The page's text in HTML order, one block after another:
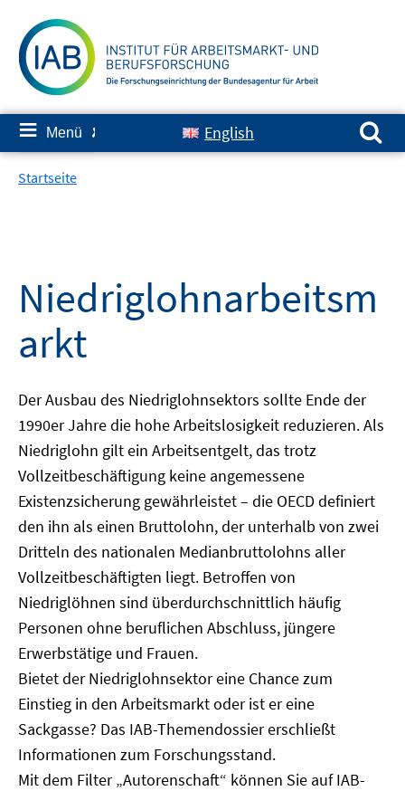
zum
Inhalt
≡ Menü ✘ English
Suchen nach:
Startseite
Niedriglohnarbeitsm
arkt
Der Ausbau des Niedriglohnsektors sollte Ende der
1990er Jahre die hohe Arbeitslosigkeit reduzieren. Als
Niedriglohn gilt ein Arbeitsentgelt, das trotz
Vollzeitbeschäftigung keine angemessene
Existenzsicherung gewährleistet – die OECD definiert
den ihn als einen Bruttolohn, der unterhalb von zwei
Dritteln des nationalen Medianbruttolohns aller
Vollzeitbeschäftigten liegt. Betroffen von
Niedriglöhnen sind überdurchschnittlich häufig
Personen ohne beruflichen Abschluss, jüngere
Erwerbstätige und Frauen.
Bietet der Niedriglohnsektor eine Chance zum
Einstieg in den Arbeitsmarkt oder ist er eine
Sackgasse? Das IAB-Themendossier erschließt
Informationen zum Forschungsstand.
Mit dem Filter „Autorenschaft“ können Sie auf IAB-